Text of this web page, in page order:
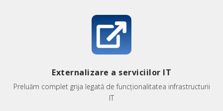
Externalizare a serviciilor IT
Preluăm complet grija legată de funcționalitatea infrastructurii
IT